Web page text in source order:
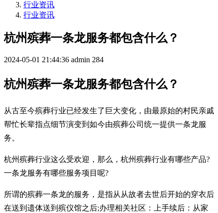
行业资讯
行业资讯
杭州殡葬一条龙服务都包含什么？
2024-05-01 21:44:36 admin 284
杭州殡葬一条龙服务都包含什么？
从古至今殡葬行业已经发生了巨大变化，由最原始的村民亲戚
帮忙长辈指点细节演变到如今由殡葬公司统一提供一条龙服
务。
杭州殡葬行业这么受欢迎，那么，杭州殡葬行业有哪些产品?
一条龙服务有哪些服务项目呢?
所谓的殡葬一条龙的服务，是指从从故者去世后开始的穿衣后
在送到遗体送到殡仪馆之后;办理相关社区：上手续后：从家